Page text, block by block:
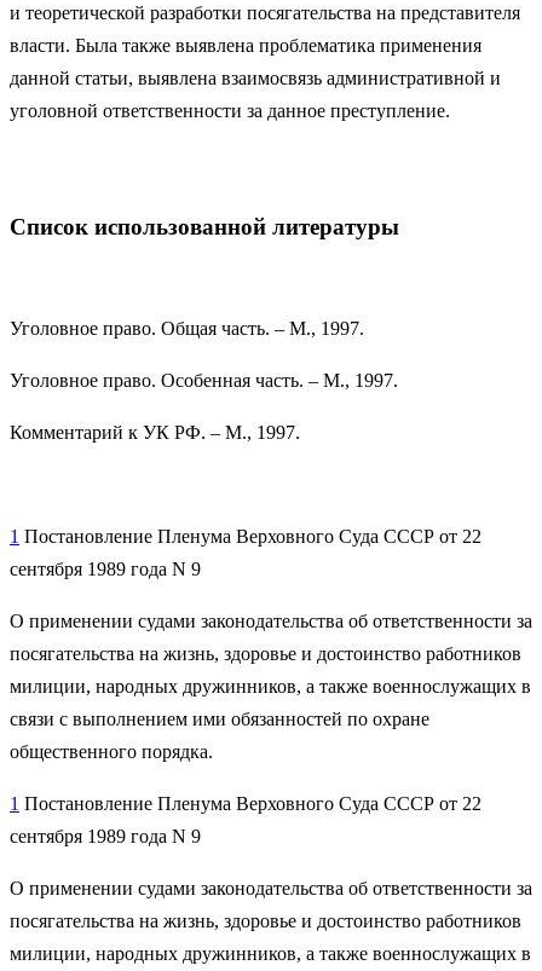
и теоретической разработки посягательства на представителя
власти. Была также выявлена проблематика применения
данной статьи, выявлена взаимосвязь административной и
уголовной ответственности за данное преступление.
Список использованной литературы
Уголовное право. Общая часть. – М., 1997.
Уголовное право. Особенная часть. – М., 1997.
Комментарий к УК РФ. – М., 1997.
1 Постановление Пленума Верховного Суда СССР от 22
сентября 1989 года N 9
О применении судами законодательства об ответственности за
посягательства на жизнь, здоровье и достоинство работников
милиции, народных дружинников, а также военнослужащих в
связи с выполнением ими обязанностей по охране
общественного порядка.
1 Постановление Пленума Верховного Суда СССР от 22
сентября 1989 года N 9
О применении судами законодательства об ответственности за
посягательства на жизнь, здоровье и достоинство работников
милиции, народных дружинников, а также военнослужащих в